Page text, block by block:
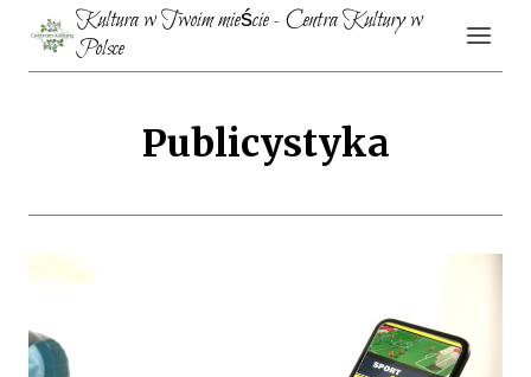
Przejdź
treści
Kultura w Twoim mieście - Centra Kultury w
Polsce
Publicystyka